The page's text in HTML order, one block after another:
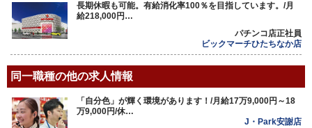
長期休暇も可能。有給消化率100％を目指しています。/月
給218,000円…
パチンコ店正社員
ビックマーチひたちなか店
同一職種の他の求人情報
「自分色」が輝く環境があります！/月給17万9,000円～18
万9,000円/休…
J・Park安謝店